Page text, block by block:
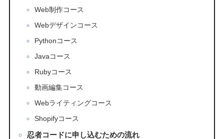
Web制作コース
Webデザインコース
Pythonコース
Javaコース
Rubyコース
動画編集コース
Webライティングコース
Shopifyコース
忍者コードに申し込むための流れ